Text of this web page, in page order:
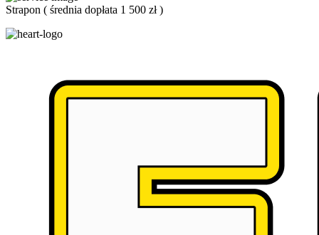
Strapon ( średnia dopłata 1 500 zł)